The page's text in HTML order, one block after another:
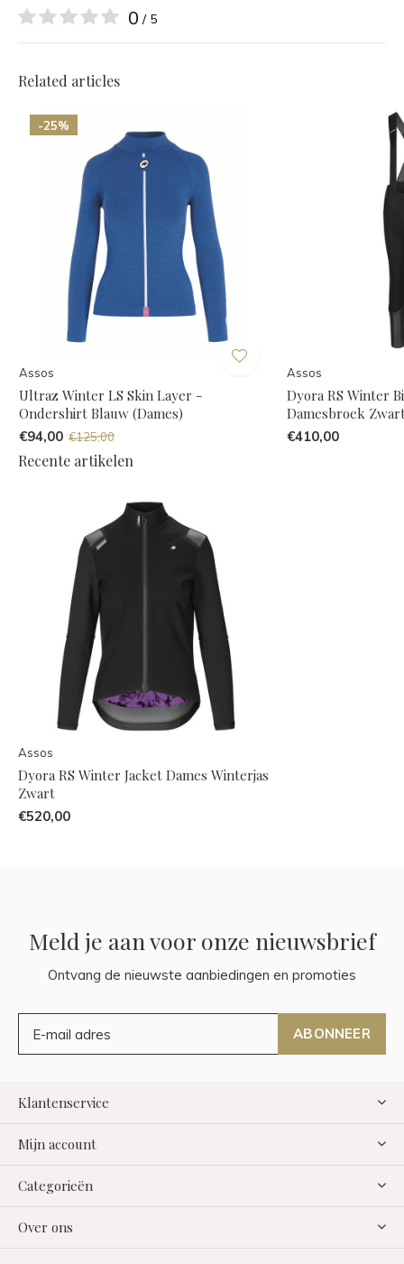
0 / 5
Related articles
-25%
Assos
Ultraz Winter LS Skin Layer -
Ondershirt Blauw (Dames)
€94,00 €125,00
Assos
Dyora RS Winter
Damesbroek
€410,00
Recente artikelen
Assos
Dyora RS Winter Jacket Dames Winterjas
Zwart
€520,00
Meld je aan voor onze nieuwsbrief
Ontvang de nieuwste aanbiedingen en promoties
ABONNEER
Klantenservice
Mijn account
Categorieën
Over ons